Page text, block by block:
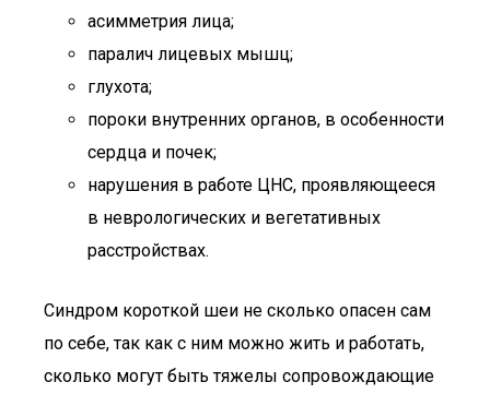
асимметрия лица;
паралич лицевых мышц;
глухота;
пороки внутренних органов, в особенности
сердца и почек;
нарушения в работе ЦНС, проявляющееся
в неврологических и вегетативных
расстройствах.
Синдром короткой шеи не сколько опасен сам
по себе, так как с ним можно жить и работать,
сколько могут быть тяжелы сопровождающие